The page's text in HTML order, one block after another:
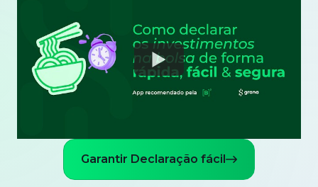
Watch
Garantir Declaração fácil